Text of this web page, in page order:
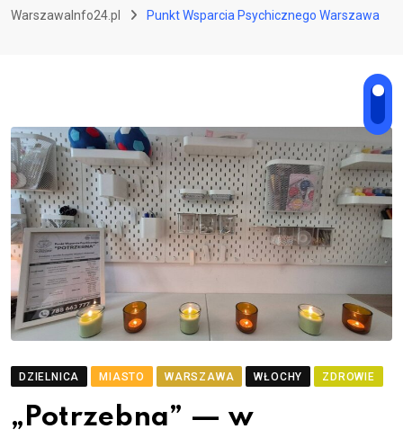
WarszawaInfo24.pl Punkt Wsparcia Psychicznego Warszawa
DZIELNICA MIASTO WARSZAWA WŁOCHY ZDROWIE
„Potrzebna” — w